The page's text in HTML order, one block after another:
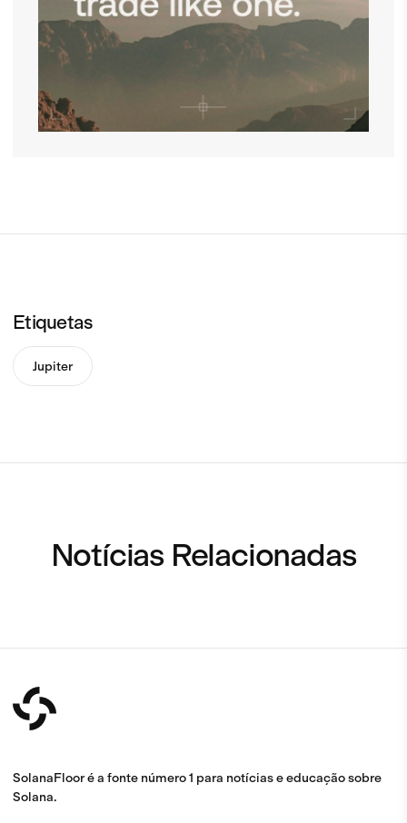
Etiquetas
Jupiter
Notícias Relacionadas
SolanaFloor é a fonte número 1 para notícias e educação sobre
Solana.